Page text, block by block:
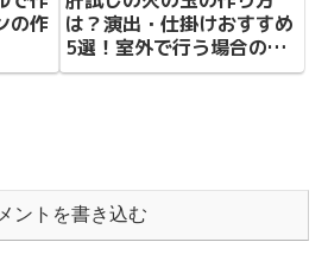
の作
は？演出・仕掛けおすすめ
5選！室外で行う場合の注
意点！
ントを書き込む